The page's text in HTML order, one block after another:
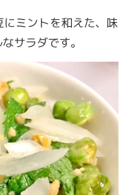
ミントを和えた、味
サラダです。